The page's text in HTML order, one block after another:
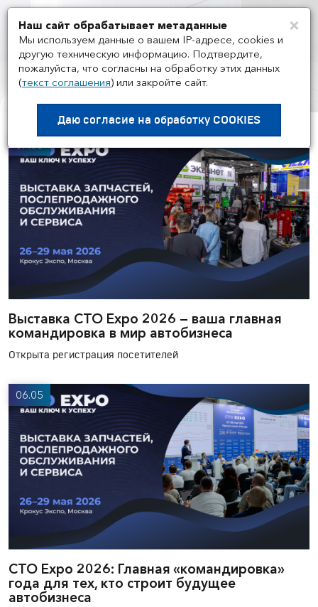
НОВОСТИ/ НОВОСТИ ПАРТНЕРОВ
07.05
Выставка СТО Expo 2026 — ваша главная
командировка в мир автобизнеса
Открыта регистрация посетителей
06.05
СТО Expo 2026: Главная «командировка»
года для тех, кто строит будущее
автобизнеса
×
Наш сайт обрабатывает метаданные
Мы используем данные о вашем IP-адресе, cookies и
другую техническую информацию. Подтвердите,
пожалуйста, что согласны на обработку этих данных
(текст соглашения) или закройте сайт.
Даю согласие на обработку COOKIES